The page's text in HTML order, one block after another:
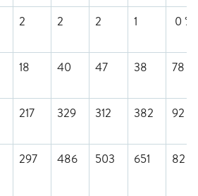
2 2 2 1 0 %
18 40 47 38 78 %
217 329 312 382 92 %
297 486 503 651 82 %